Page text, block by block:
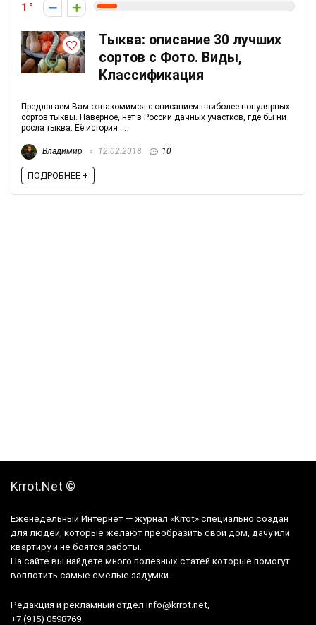
1
Тыква: описание 30 лучших
сортов с Фото. Виды,
Классификация
Предлагаем Вам ознакомимся с описанием наиболее популярных
сортов тыквы. Наверное, нет в России дачных участков, где бы ни
росла тыква. Её история ...
Владимир 12.02.2018 10
ПОДРОБНЕЕ +
Krrot.Net ©
Еженедельный Интернет — журнал «Krrot» специально создан
для людей, которые желают преобразить свой дом, дачу или
квартиру и не боятся работы.
На сайте вы найдете много полезных статей которые помогут
воплотить самые смелые задумки.
Редакция и рекламный отдел info@krrot.net,
+7 (915) 0598769